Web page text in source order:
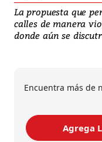
La propuesta que
calles de manera
donde aún se
Encuentra más de
Agrega